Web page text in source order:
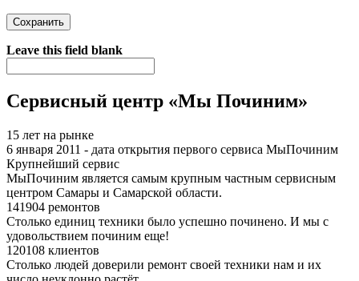
Я спамер
Leave this field blank
Сервисный центр «Мы Починим»
15 лет на рынке
6 января 2011 - дата открытия первого сервиса МыПочиним
Крупнейший сервис
МыПочиним является самым крупным частным сервисным
центром Самары и Самарской области.
141904 ремонтов
Столько единиц техники было успешно починено. И мы с
удовольствием починим еще!
120108 клиентов
Столько людей доверили ремонт своей техники нам и их